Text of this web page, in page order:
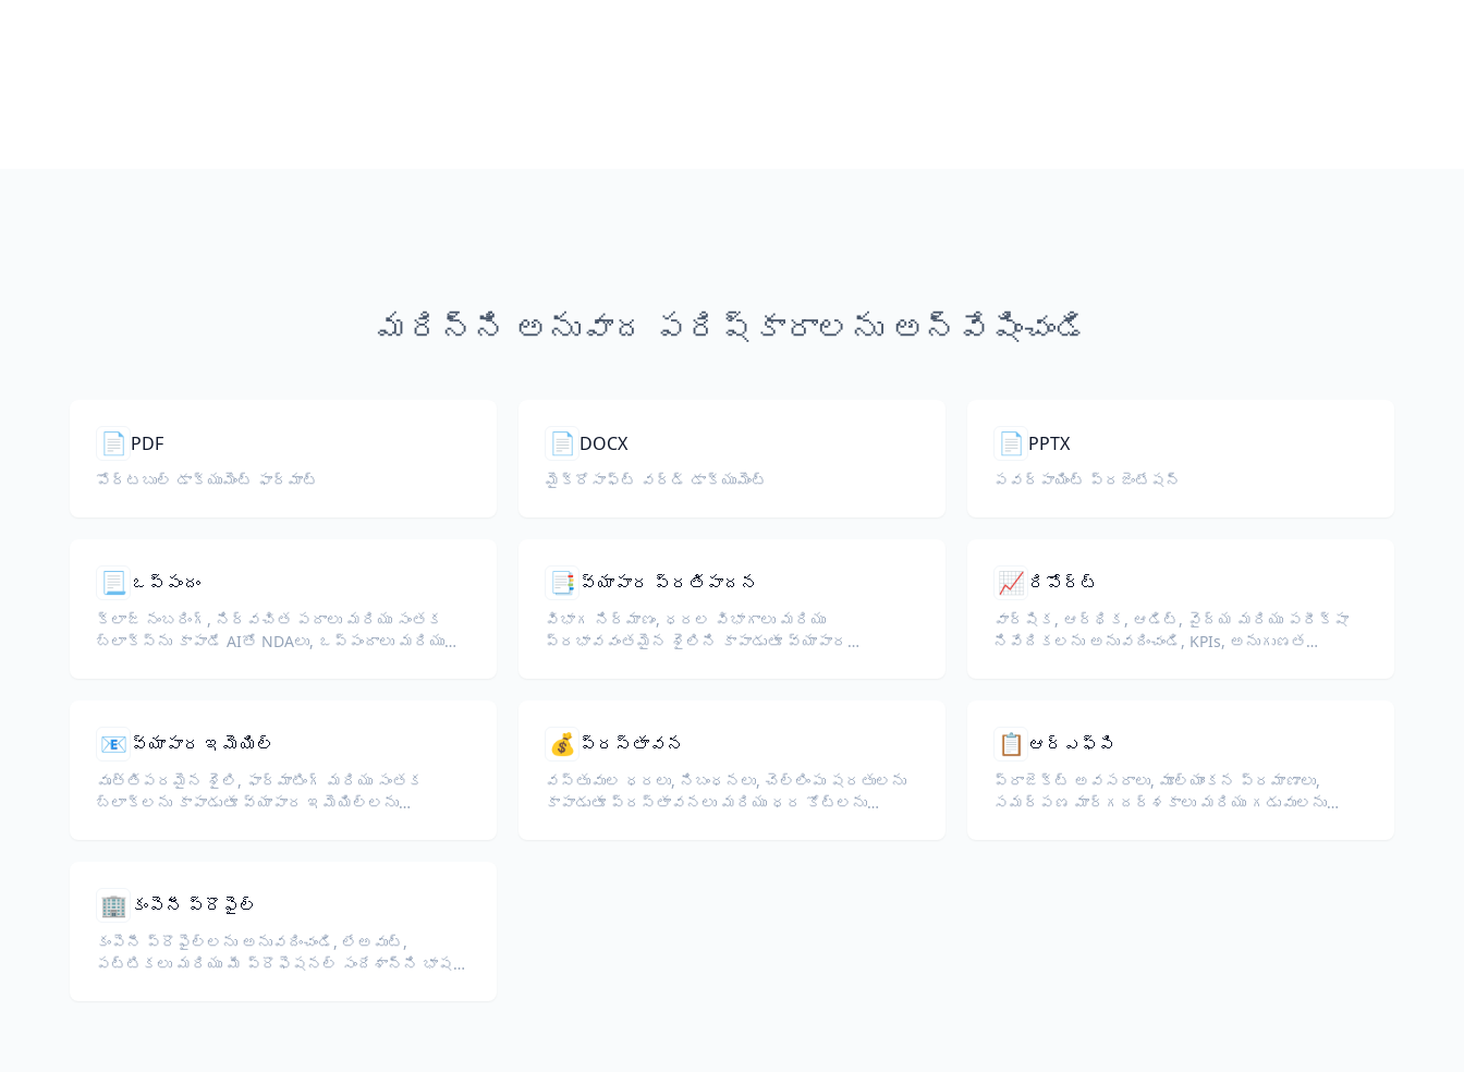
మరిన్ని అనువాద పరిష్కారాలను అన్వేషించండి
📄 PDF
పోర్టబుల్ డాక్యుమెంట్ ఫార్మాట్
📄 DOCX
మైక్రోసాఫ్ట్ వర్డ్ డాక్యుమెంట్
📄 PPTX
పవర్‌పాయింట్ ప్రజెంటేషన్
📃 ఒప్పందం
క్లాజ్ నంబరింగ్, నిర్వచిత పదాలు మరియు సంతక
బ్లాక్స్‌ను కాపాడే AIతో NDAలు, ఒప్పందాలు మరియు
📑 వ్యాపార ప్రతిపాదన
విభాగ నిర్మాణం, ధరల విభాగాలు మరియు
ప్రభావవంతమైన శైలిని కాపాడుతూ వ్యాపార
📈 రిపోర్ట్
వార్షిక, ఆర్థిక, ఆడిట్, వైద్య మరియు పరీక్షా
నివేదికలను అనువదించండి, KPIs, అనుగుణత
📧 వ్యాపార ఇమెయిల్
వృత్తిపరమైన శైలి, ఫార్మాటింగ్ మరియు సంతక
బ్లాక్‌లను కాపాడుతూ వ్యాపార ఇమెయిల్‌లను
💰 ప్రస్తావన
వస్తువుల ధరలు, నిబంధనలు, చెల్లింపు షరతులను
కాపాడుతూ ప్రస్తావనలు మరియు ధర కోట్‌లను
📋 ఆర్‌ఎఫ్‌పి
ప్రాజెక్ట్ అవసరాలు, మూల్యాంకన ప్రమాణాలు,
సమర్పణ మార్గదర్శకాలు మరియు గడువులను
🏢 కంపెనీ ప్రొఫైల్
కంపెనీ ప్రొఫైల్‌లను అనువదించండి, లేఅవుట్,
పట్టికలు మరియు మీ ప్రొఫెషనల్ సందేశాన్ని భాషల